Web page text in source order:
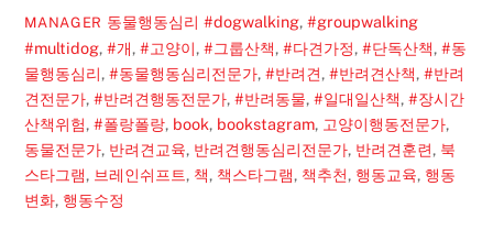
MANAGER 동물행동심리 #dogwalking, #groupwalking
#multidog,#개,#고양이,#그룹산책,#다견가정,#단독산책,#동
물행동심리,#동물행동심리전문가,#반려견,#반려견산책,#반려
견전문가,#반려견행동전문가,#반려동물,#일대일산책,#장시간
산책위험,#폴랑폴랑, book, bookstagram, 고양이행동전문가,
동물전문가, 반려견교육, 반려견행동심리전문가, 반려견훈련, 북
스타그램, 브레인쉬프트, 책, 책스타그램, 책추천, 행동교육, 행동
변화, 행동수정